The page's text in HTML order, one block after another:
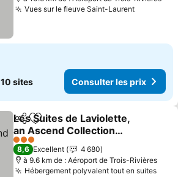
Vues sur le fleuve Saint-Laurent
10 sites Consulter les prix
PartagerAjouter à mes favoris
Les Suites de Laviolette,
an Ascend Collection
Hotel
3 Étoiles
8,6 Excellent
4 680
à 9.6 km de : Aéroport de Trois-Rivières
Hébergement polyvalent tout en suites